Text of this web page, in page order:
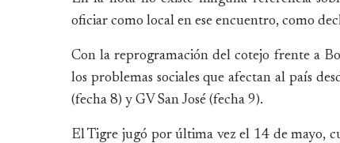
oficiar como local en ese encuentro, como
Con la reprogramación del cotejo frente a
los problemas sociales que afectan al país
(fecha 8) y GV San José (fecha 9).
El Tigre jugó por última vez el 14 de mayo,